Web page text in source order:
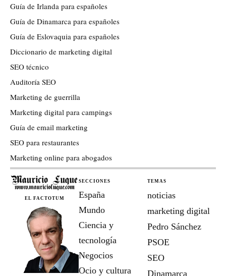
Guía de Irlanda para españoles
Guía de Dinamarca para españoles
Guía de Eslovaquia para españoles
Diccionario de marketing digital
SEO técnico
Auditoría SEO
Marketing de guerrilla
Marketing digital para campings
Guía de email marketing
SEO para restaurantes
Marketing online para abogados
EL FACTOTUM
SECCIONES
España
Mundo
Ciencia y
tecnología
Negocios
Ocio y cultura
TEMAS
noticias
marketing digital
Pedro Sánchez
PSOE
SEO
Dinamarca